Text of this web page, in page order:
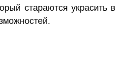
стараются украсить в